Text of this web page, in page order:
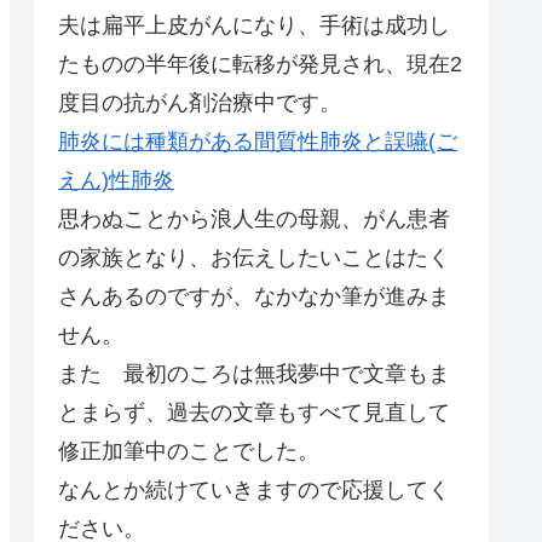
夫は扁平上皮がんになり、手術は成功し
たものの半年後に転移が発見され、現在2
度目の抗がん剤治療中です。
肺炎には種類がある間質性肺炎と誤嚥(ご
えん)性肺炎
思わぬことから浪人生の母親、がん患者
の家族となり、お伝えしたいことはたく
さんあるのですが、なかなか筆が進みま
せん。
また 最初のころは無我夢中で文章もま
とまらず、過去の文章もすべて見直して
修正加筆中のことでした。
なんとか続けていきますので応援してく
ださい。